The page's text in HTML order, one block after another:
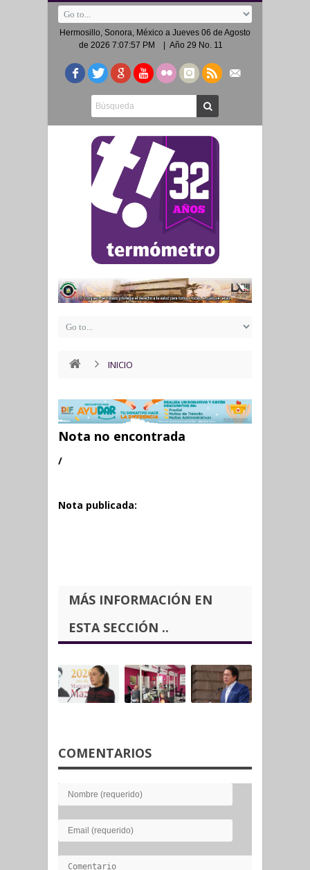
Hermosillo, Sonora, México a Jueves 06 de Agosto
de 2026 7:07:57 PM
| Año 29 No. 11
INICIO
Nota no encontrada
/
Nota publicada:
MÁS INFORMACIÓN EN
ESTA SECCIÓN ..
COMENTARIOS